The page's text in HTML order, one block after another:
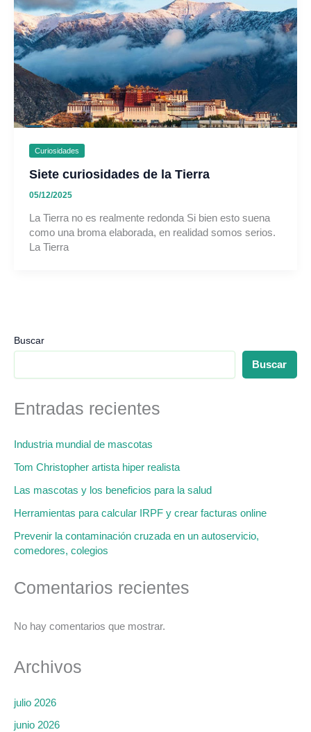
Curiosidades
Siete curiosidades de la Tierra
05/12/2025
La Tierra no es realmente redonda Si bien esto suena
como una broma elaborada, en realidad somos serios.
La Tierra
Buscar
Buscar
Entradas recientes
Industria mundial de mascotas
Tom Christopher artista hiper realista
Las mascotas y los beneficios para la salud
Herramientas para calcular IRPF y crear facturas online
Prevenir la contaminación cruzada en un autoservicio,
comedores, colegios
Comentarios recientes
No hay comentarios que mostrar.
Archivos
julio 2026
junio 2026